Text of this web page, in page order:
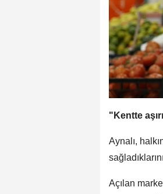
"Kentte
Aynalı,
Açılan